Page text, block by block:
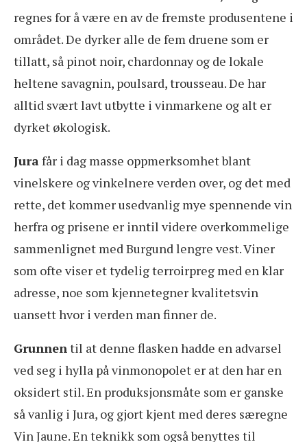
regnes for å være en av de fremste produsentene i
området. De dyrker alle de fem druene som er
tillatt, så pinot noir, chardonnay og de lokale
heltene savagnin, poulsard, trousseau. De har
alltid svært lavt utbytte i vinmarkene og alt er
dyrket økologisk.
Jura får i dag masse oppmerksomhet blant
vinelskere og vinkelnere verden over, og det med
rette, det kommer usedvanlig mye spennende vin
herfra og prisene er inntil videre overkommelige
sammenlignet med Burgund lengre vest. Viner
som ofte viser et tydelig terroirpreg med en klar
adresse, noe som kjennetegner kvalitetsvin
uansett hvor i verden man finner de.
Grunnentil at denne flasken hadde en advarsel
ved seg i hylla på vinmonopolet er at den har en
oksidert stil. En produksjonsmåte som er ganske
så vanlig i Jura, og gjort kjent med deres særegne
Vin Jaune. En teknikk som også benyttes til